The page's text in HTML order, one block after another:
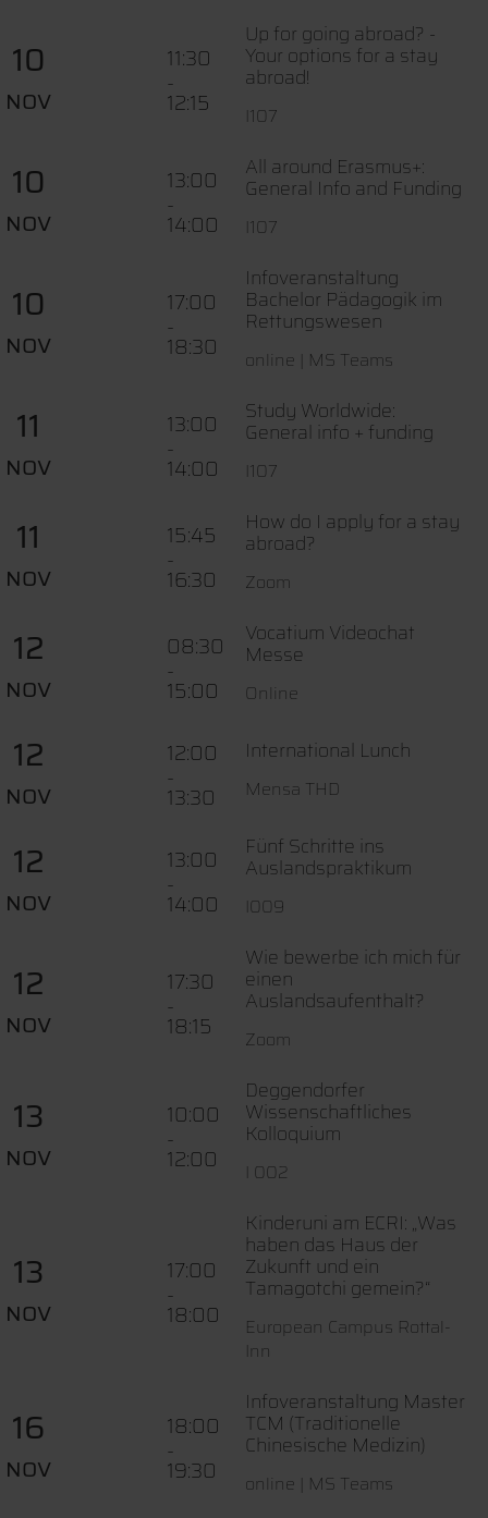
10
NOV
11:30
-
12:15
Up for going abroad? -
Your options for a stay
abroad!
I107
10
NOV
13:00
-
14:00
All around Erasmus+:
General Info and Funding
I107
10
NOV
17:00
-
18:30
Infoveranstaltung
Bachelor Pädagogik im
Rettungswesen
online | MS Teams
11
NOV
13:00
-
14:00
Study Worldwide:
General info + funding
I107
11
NOV
15:45
-
16:30
How do I apply for a stay
abroad?
Zoom
12
NOV
08:30
-
15:00
Vocatium Videochat
Messe
Online
12
NOV
12:00
-
13:30
International Lunch
Mensa THD
12
NOV
13:00
-
14:00
Fünf Schritte ins
Auslandspraktikum
I009
12
NOV
17:30
-
18:15
Wie bewerbe ich mich für
einen
Auslandsaufenthalt?
Zoom
13
NOV
10:00
-
12:00
Deggendorfer
Wissenschaftliches
Kolloquium
I 002
13
NOV
17:00
-
18:00
Kinderuni am ECRI: „Was
haben das Haus der
Zukunft und ein
Tamagotchi gemein?“
European Campus Rottal-
Inn
16
NOV
18:00
-
19:30
Infoveranstaltung Master
TCM (Traditionelle
Chinesische Medizin)
online | MS Teams